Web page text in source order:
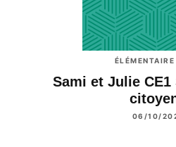
Sami et Julie
06/10/